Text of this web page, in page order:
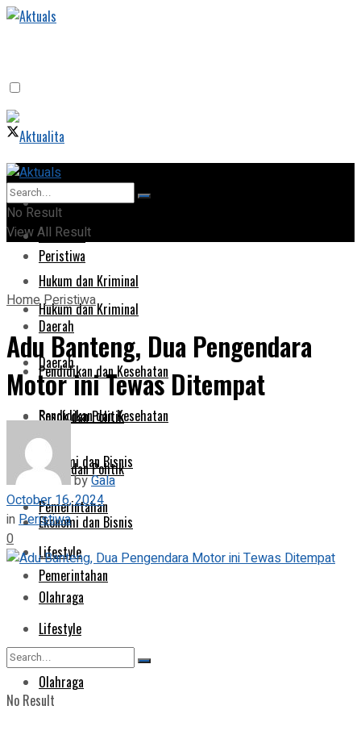
Home
Peristiwa
Hukum dan Kriminal
Daerah
Pendidikan dan Kesehatan
Sosok dan Politik
Ekonomi dan Bisnis
Pemerintahan
Lifestyle
Olahraga
No Result
Home
Peristiwa
Hukum dan Kriminal
Daerah
Pendidikan dan Kesehatan
Sosok dan Politik
Ekonomi dan Bisnis
Pemerintahan
Lifestyle
Olahraga
No Result
View All Result
HomePeristiwa
Adu Banteng, Dua Pengendara
Motor ini Tewas Ditempat
byGala
October 16, 2024
inPeristiwa
0